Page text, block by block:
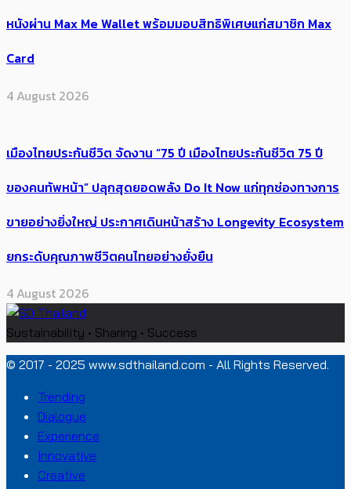
หนังผ่าน Max Me Wallet พร้อมมอบสิทธิพิเศษแก่สมาชิก Max
Card
4 August 2026
เมืองไทยประกันชีวิต จัดงาน “75 ปี เมืองไทยประกันชีวิต 75 ปี
ของคนทัพหน้า” ปลุกสุดยอดพลัง Do It Now แก่ทุกช่องทางการ
ขายอย่างยิ่งใหญ่ ประกาศเดินหน้าสร้าง Longevity Ecosystem
ยกระดับคุณภาพชีวิตคนไทยอย่างยั่งยืน
4 August 2026
Sustainability • Sharing • Success
© 2017 - 2025 www.sdthailand.com - All Rights Reserved.
Trending
Dialogue
Experience
Innovative
Creative